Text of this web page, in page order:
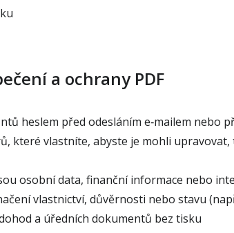
a ochrany PDF
heslem před odesláním e‑mailem nebo
které vlastníte, abyste je mohli
osobní data, finanční informace nebo
vlastnictví, důvěrnosti nebo stavu
a úředních dokumentů bez tisku